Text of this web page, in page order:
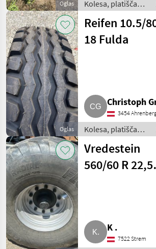
Oglas
Kolesa, platišča in
pnevmatike /
Pnevmatika za
priklopnik
Oglas
Reifen 10.5/
18 Fulda
Christoph
3454
Kolesa, platišča in
pnevmatike /
Pnevmatika za
priklopnik
Vredestein
560/60 R 22,5
K .
7522 Strem